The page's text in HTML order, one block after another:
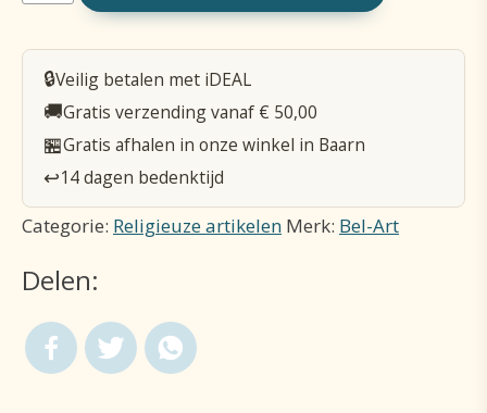
x
Maria
de
knopen
ontwart
🔒Veilig betalen met iDEAL
🚚Gratis verzending vanaf € 50,00
🏪Gratis afhalen in onze winkel in Baarn
↩️14 dagen bedenktijd
Categorie: Religieuze artikelen Merk: Bel-Art
Delen: